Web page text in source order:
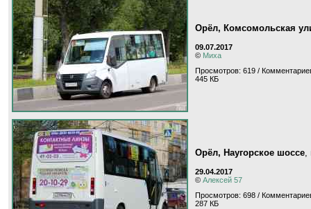
Орёл, Комсомольская
09.07.2017
© Миха
Просмотров: 619 /
445 КБ
Орёл, Наугорское шоссе,
29.04.2017
© Алексей 57
Просмотров: 698 /
287 КБ